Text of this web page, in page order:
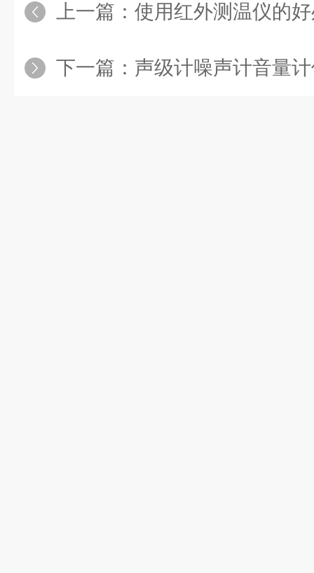
上一篇： 使用红外测温仪的
下一篇： 声级计噪声计音量